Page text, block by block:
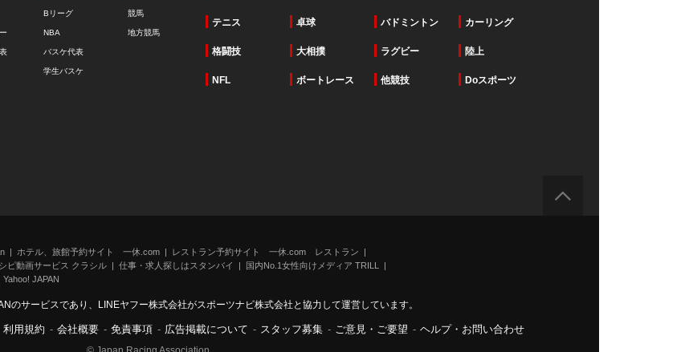
Bリーグ
NBA
バスケ代表
学生バスケ
競馬
地方競馬
テニス 卓球 バドミントン カーリング
格闘技 大相撲 ラグビー 陸上
NFL ボートレース 他競技 Doスポーツ
ホテル、旅館予約サイト 一休.com
レストラン予約サイト 一休.com レストラン
ピ動画サービス クラシル 仕事・求人探しはスタンバイ
国内No.1女性向けメディア TRILL
Yahoo! JAPAN
のサービスであり、LINEヤフー株式会社がスポーツナビ株式会社と協力して運営しています。
利用規約 - 会社概要 - 免責事項 - 広告掲載について - スタッフ募集 - ご意見・ご要望 - ヘルプ・お問い合わせ